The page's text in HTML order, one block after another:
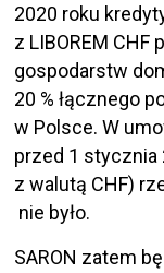
2020 roku
z LIBOREM CHF
gospodarstw
20 % łącznego
w Polsce. W
przed 1 stycznia
z walutą CHF)
nie było.
SARON zatem